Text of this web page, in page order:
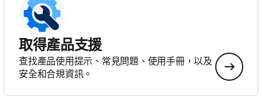
取得產品支援
查找產品使用提示、常見問題、使用手冊，以及
安全和合規資訊。